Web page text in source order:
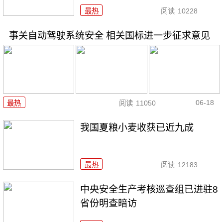
最热 阅读 10228
事关自动驾驶系统安全 相关国标进一步征求意见
最热 阅读 11050 06-18
我国夏粮小麦收获已近九成
最热 阅读 12183
中央安全生产考核巡查组已进驻8
省份明查暗访